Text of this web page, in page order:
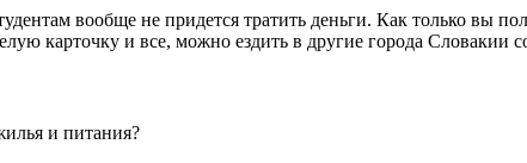
вообще не придется тратить деньги. Как только вы
карточку и все, можно ездить в другие города Словакии
и питания?